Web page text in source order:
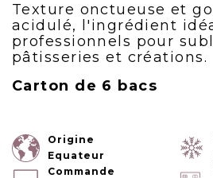
Texture onctueuse et
acidulé, l'ingrédient
professionnels pour
pâtisseries et créations.
Carton de 6 bacs
Origine
Equateur
Commande